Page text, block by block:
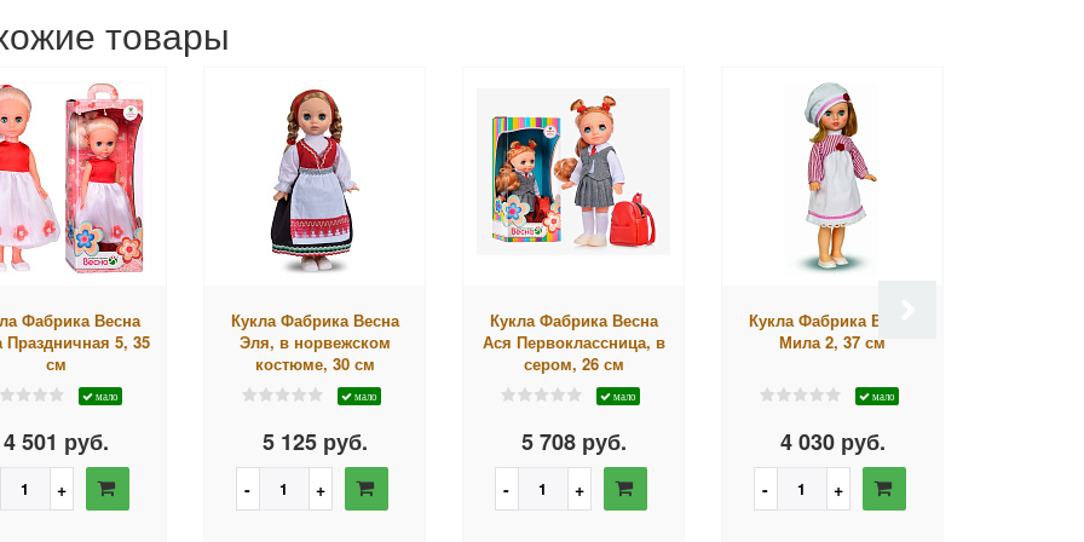
товары
Фабрика Весна
Праздничная 5, 35
см
мало
4 501 руб.
Кукла Фабрика Весна
Эля, в норвежском
костюме, 30 см
мало
5 125 руб.
Кукла Фабрика Весна
Ася Первоклассница, в
сером, 26 см
мало
5 708 руб.
Кукла Фабрика Весна
Мила 2, 37 см
мало
4 030 руб.